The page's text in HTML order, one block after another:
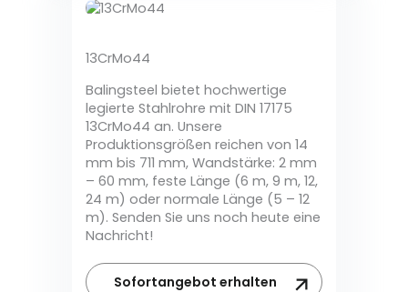
13CrMo44
Balingsteel bietet hochwertige
legierte Stahlrohre mit DIN 17175
13CrMo44 an. Unsere
Produktionsgrößen reichen von 14
mm bis 711 mm, Wandstärke: 2 mm
– 60 mm, feste Länge (6 m, 9 m, 12,
24 m) oder normale Länge (5 – 12
m). Senden Sie uns noch heute eine
Nachricht!
Sofortangebot erhalten